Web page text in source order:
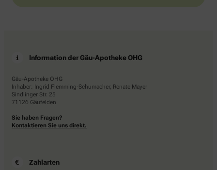
Information der Gäu-Apotheke OHG
Gäu-Apotheke OHG
Inhaber: Ingrid Flemming-Schumacher, Renate Mayer
Sindlinger Str. 25
71126 Gäufelden
Sie haben Fragen?
Kontaktieren Sie uns direkt.
Zahlarten